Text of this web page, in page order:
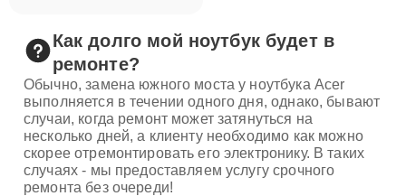
Как долго мой ноутбук будет в
ремонте?
Обычно, замена южного моста у ноутбука Acer
выполняется в течении одного дня, однако, бывают
случаи, когда ремонт может затянуться на
несколько дней, а клиенту необходимо как можно
скорее отремонтировать его электронику. В таких
случаях - мы предоставляем услугу срочного
ремонта без очереди!